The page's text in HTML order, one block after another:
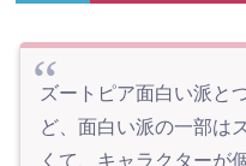
ズートピア面白い派と
ど、面白い派の一部は
くて、キャラクターが